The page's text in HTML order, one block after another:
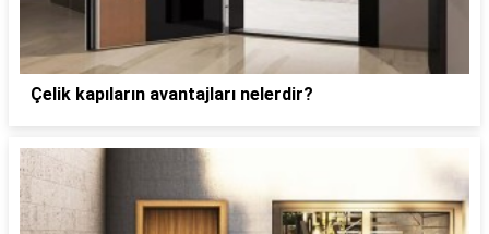
Çelik kapıların avantajları nelerdir?